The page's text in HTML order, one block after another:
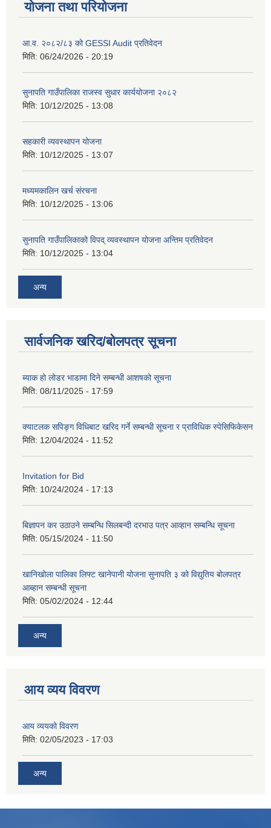
योजना तथा परियोजना
आ.व. २०८२/८३ को GESSI Audit प्रतिवेदन
मिति: 06/24/2026 - 20:19
सुनापति गाउँपालिका राजस्व सुधार कार्ययोजना २०८२
मिति: 10/12/2025 - 13:08
सहकारी व्यवस्थापन योजना
मिति: 10/12/2025 - 13:07
मध्यमकालिन खर्च संरचना
मिति: 10/12/2025 - 13:06
सुनापति गाउँपालिकाको विपद् व्यवस्थापन योजना अन्तिम प्रतिवेदन
मिति: 10/12/2025 - 13:04
अन्य
सार्वजनिक खरिद/बोलपत्र सूचना
ब्याक हो लोडर भाडामा दिने सम्बन्धी आशषको सूचना
मिति: 08/11/2025 - 17:59
क्याटलक सपिङ्ग विधिबाट खरिद गर्ने सम्बन्धी सूचना र प्राविधिक स्पेसिफिकेसन
मिति: 12/04/2024 - 11:52
Invitation for Bid
मिति: 10/24/2024 - 17:13
बिज्ञापन कर उठाउने सम्बन्धि सिलबन्दी दरभाउ पत्र आव्हान सम्बन्धि सूचना
मिति: 05/15/2024 - 11:50
खानिखोला पालिका लिफ्ट खानेपानी योजना सुनापति ३ को विद्युतिय बोलपत्र
आब्हान सम्बन्धी सूचना
मिति: 05/02/2024 - 12:44
अन्य
आय व्यय विवरण
आय व्ययको विवरण
मिति: 02/05/2023 - 17:03
अन्य